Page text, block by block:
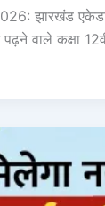
झारखंड
वाले कक्षा